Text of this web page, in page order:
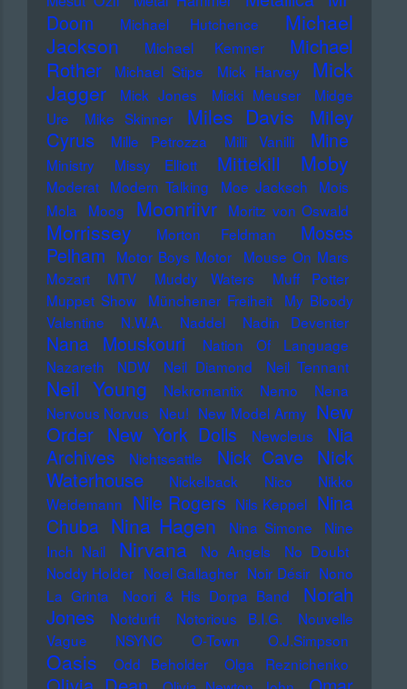
Doom
Michael Hutchence
Michael
Jackson
Michael Kemner
Michael
Rother
Michael Stipe Mick Harvey
Mick
Jagger
Mick Jones Micki Meuser
Midge
Ure
Mike Skinner Miles Davis
Miley
Cyrus
Mille Petrozza Milli Vanilli Mine
Ministry Missy Elliott Mittekill Moby
Moderat Modern Talking Moe Jacksch
Mois
Mola
Moog Moonriivr Moritz von Oswald
Morrissey Morton Feldman
Moses
Pelham
Motor Boys Motor
Mouse On Mars
Mozart
MTV Muddy Waters
Muff Potter
Muppet Show
Münchener Freiheit
My Bloody
Valentine
N.W.A. Naddel Nadin Deventer
Nana Mouskouri
Nation Of Language
Nazareth
NDW Neil Diamond Neil Tennant
Neil Young Nekromantix Nemo
Nena
Nervous Norvus Neu! New Model Army New
Order New York Dolls Newcleus
Nia
Archives
Nichtseattle Nick Cave
Nick
Waterhouse
Nickelback Nico
Nikko
Weidemann Nile Rogers Nils Keppel Nina
Chuba Nina Hagen Nina Simone
Nine
Inch Nail
Nirvana No Angels
No Doubt
Noddy Holder Noel Gallagher Noir Désir Nono
La Grinta
Noori & His Dorpa Band
Norah
Jones
Notdurft Notorious B.I.G.
Nouvelle
Vague
NSYNC O-Town O.J.Simpson
Oasis Odd Beholder Olga Reznichenko